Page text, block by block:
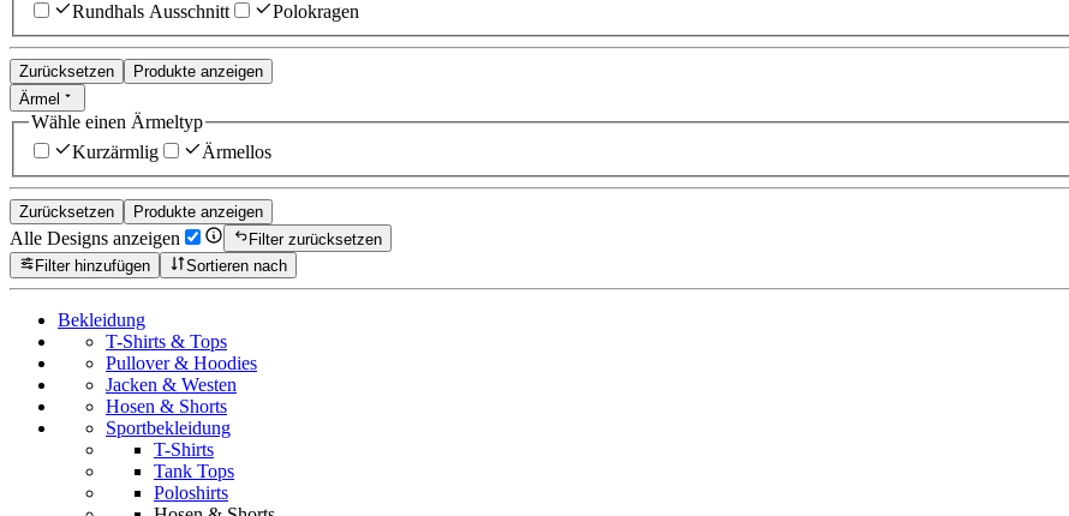
Rundhals Ausschnitt
Polokragen
Zurücksetzen
Produkte anzeigen
Ärmel
Wähle einen Ärmeltyp
Kurzärmlig
Ärmellos
Zurücksetzen Produkte anzeigen
Alle Designs anzeigen
Filter zurücksetzen
Filter hinzufügen
Sortieren nach
Bekleidung
T-Shirts & Tops
Pullover & Hoodies
Jacken & Westen
Hosen & Shorts
Sportbekleidung
T-Shirts
Tank Tops
Poloshirts